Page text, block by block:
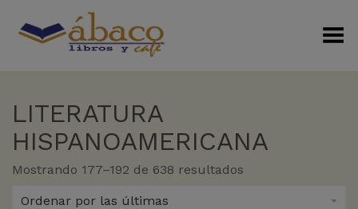
Menú Alterno
LITERATURA
HISPANOAMERICANA
Mostrando 177–192 de 638 resultados
Ordenar por las últimas